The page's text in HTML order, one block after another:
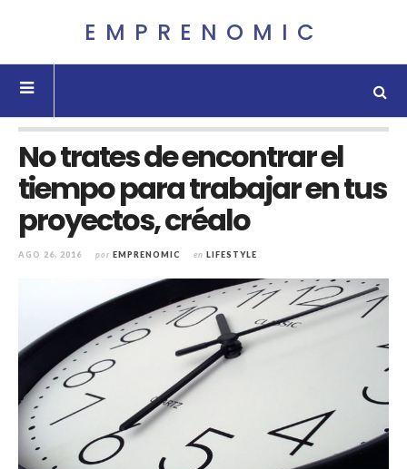
EMPRENOMIC
No trates de encontrar el
tiempo para trabajar en tus
proyectos, créalo
AGO 26, 2016 por EMPRENOMIC en LIFESTYLE